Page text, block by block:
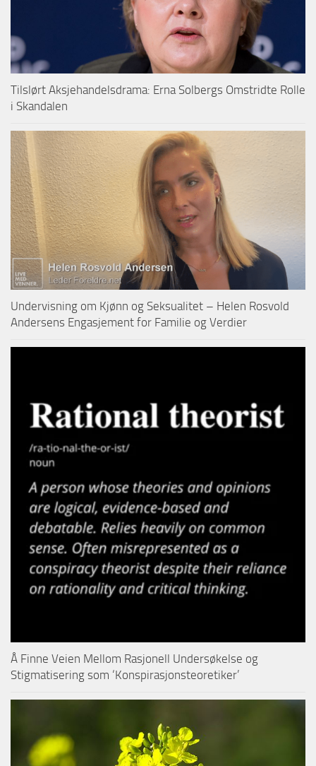
Tilslørt Aksjehandelsdrama: Erna Solbergs Omstridte Rolle
i Skandalen
Undervisning om Kjønn og Seksualitet – Helen Rosvold
Andersens Engasjement for Familie og Verdier
Å Finne Veien Mellom Rasjonell Undersøkelse og
Stigmatisering som ‘Konspirasjonsteoretiker’